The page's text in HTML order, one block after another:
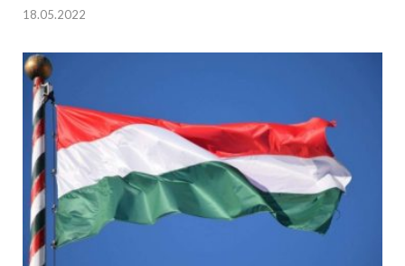
18.05.2022